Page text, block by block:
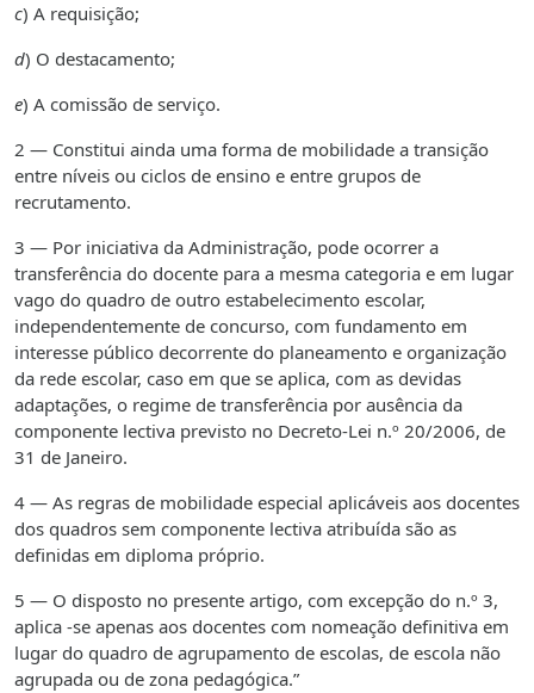
c) A requisição;
d) O destacamento;
e) A comissão de serviço.
2 — Constitui ainda uma forma de mobilidade a transição
entre níveis ou ciclos de ensino e entre grupos de
recrutamento.
3 — Por iniciativa da Administração, pode ocorrer a
transferência do docente para a mesma categoria e em lugar
vago do quadro de outro estabelecimento escolar,
independentemente de concurso, com fundamento em
interesse público decorrente do planeamento e organização
da rede escolar, caso em que se aplica, com as devidas
adaptações, o regime de transferência por ausência da
componente lectiva previsto no Decreto-Lei n.º 20/2006, de
31 de Janeiro.
4 — As regras de mobilidade especial aplicáveis aos docentes
dos quadros sem componente lectiva atribuída são as
definidas em diploma próprio.
5 — O disposto no presente artigo, com excepção do n.º 3,
aplica -se apenas aos docentes com nomeação definitiva em
lugar do quadro de agrupamento de escolas, de escola não
agrupada ou de zona pedagógica.”